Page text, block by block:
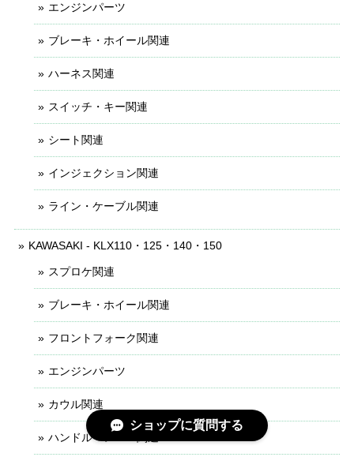
エンジンパーツ
ブレーキ・ホイール関連
ハーネス関連
スイッチ・キー関連
シート関連
インジェクション関連
ライン・ケーブル関連
KAWASAKI - KLX110・125・140・150
スプロケ関連
ブレーキ・ホイール関連
フロントフォーク関連
エンジンパーツ
カウル関連
ハンドル・レバー関連
ショップに質問する